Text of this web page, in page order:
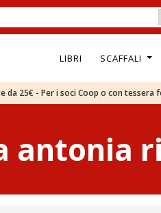
LIBRI SCAFFALI
da 25€ - Per i soci Coop o con
antonia